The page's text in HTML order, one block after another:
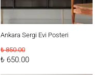
Ankara Sergi Evi Posteri
₺ 850.00
₺ 650.00